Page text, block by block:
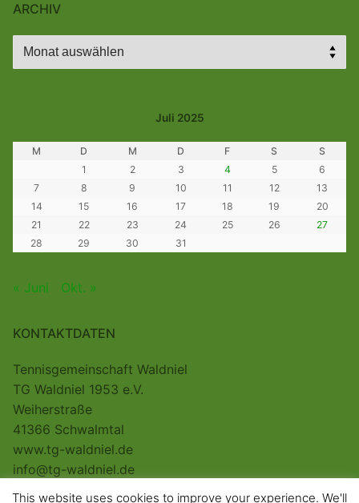
ARCHIV
Archiv
Juli 2025
M D M D F S
S
1
2 3 4 5
6
7
8 9 10 11 12
13
14
15 16 17 18 19
20
21
22 23 24 25 26
27
28
29 30 31
« Juni Okt. »
KONTAKTDATEN
Tennisgemeinschaft Waldniel
TG Waldniel 1953 e.V.
Weiherstraße
41366 Schwalmtal
www.tg-waldniel.de
info@tg-waldniel.de
This website uses cookies to improve your experience. We'll